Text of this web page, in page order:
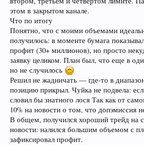
этом в закрытом канале.
Что по итогу
Понятно, что с моими объемами
получилось: в моменте бумага
профит (30+ миллионов), но просто
заявку целиком. План был, что еще в
но не случилось
Решил не жадничать — где-то в
позицию прикрыл. Чуйка не подвела:
словил бы знатного лося Так как от
10% на новости о том, что допэмиссия
В общем, получился хороший трейд на
новости: налился большим объемом с
зафиксировал профит.